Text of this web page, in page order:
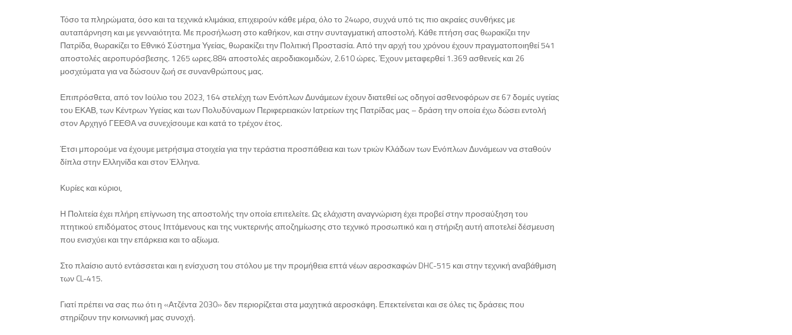
Τόσο τα πληρώματα, όσο και τα τεχνικά κλιμάκια, επιχειρούν κάθε μέρα, όλο το 24ωρο, συχνά υπό τις πιο ακραίες συνθήκες με
αυταπάρνηση και με γενναιότητα. Με προσήλωση στο καθήκον, και στην συνταγματική αποστολή. Κάθε πτήση σας θωρακίζει την
Πατρίδα, θωρακίζει το Εθνικό Σύστημα Υγείας, θωρακίζει την Πολιτική Προστασία. Από την αρχή του χρόνου έχουν πραγματοποιηθεί 541
αποστολές αεροπυρόσβεσης. 1265 ωρες.884 αποστολές αεροδιακομιδών, 2.610 ώρες. Έχουν μεταφερθεί 1.369 ασθενείς και 26
μοσχεύματα για να δώσουν ζωή σε συνανθρώπους μας.
Επιπρόσθετα, από τον Ιούλιο του 2023, 164 στελέχη των Ενόπλων Δυνάμεων έχουν διατεθεί ως οδηγοί ασθενοφόρων σε 67 δομές υγείας
του ΕΚΑΒ, των Κέντρων Υγείας και των Πολυδύναμων Περιφερειακών Ιατρείων της Πατρίδας μας – δράση την οποία έχω δώσει εντολή
στον Αρχηγό ΓΕΕΘΑ να συνεχίσουμε και κατά το τρέχον έτος.
Έτσι μπορούμε να έχουμε μετρήσιμα στοιχεία για την τεράστια προσπάθεια και των τριών Κλάδων των Ενόπλων Δυνάμεων να σταθούν
δίπλα στην Ελληνίδα και στον Έλληνα.
Κυρίες και κύριοι,
Η Πολιτεία έχει πλήρη επίγνωση της αποστολής την οποία επιτελείτε. Ως ελάχιστη αναγνώριση έχει προβεί στην προσαύξηση του
πτητικού επιδόματος στους Ιπτάμενους και της νυκτερινής αποζημίωσης στο τεχνικό προσωπικό και η στήριξη αυτή αποτελεί δέσμευση
που ενισχύει και την επάρκεια και το αξίωμα.
Στο πλαίσιο αυτό εντάσσεται και η ενίσχυση του στόλου με την προμήθεια επτά νέων αεροσκαφών DHC-515 και στην τεχνική αναβάθμιση
των CL-415.
Γιατί πρέπει να σας πω ότι η «Ατζέντα 2030» δεν περιορίζεται στα μαχητικά αεροσκάφη. Επεκτείνεται και σε όλες τις δράσεις που
στηρίζουν την κοινωνική μας συνοχή.